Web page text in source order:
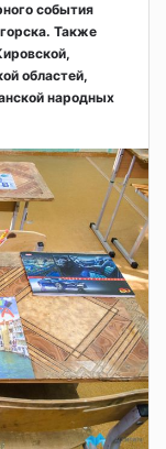
события
Также
областей,
народных